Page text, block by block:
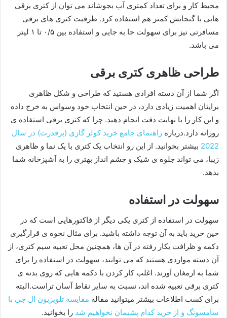
محیط کار و برای تعداد کمتری آب بجوشاند می توان از کتری برقی
هایی با گنجایش کمتر هم استفاده کرد. ظرفیت کتری های برقی
مسافرتی نیز برای سهولت جا به جایی و استفاده بین ۰/۵ تا ۱ لیتر
می باشد.
طراحی ظاهری کتری برقی
اگر شما از آن دسته افرادی هستید که طراحی و شکل ظاهری
برایتان اهمیت زیادی دارد، در حین انتخاب خود وسواس به خرج داده
و این کار را با نهایت دقت انجام دهید. چرا که کتری برقی استفاده ی
روزانه دارد.درباره راهنمای جامع خرید کولر گازی (پرقدرت) در سال
2022 بیشتر بخوانید. از این رو انتخاب یک کتری با یک نما و ظاهری
زیبا، می تواند جلوه ی شیک و چشم انداز بهتری را به آشپزخانه شما
بدهد.
سهولت در استفاده
سهولت در استفاده از کتری یکی دیگر از فاکتورهایی است که در
حین خرید باید به آن توجه داشته باشید. برای مثال نحوه ی قرارگیری
دکمه و ظرافت بکار رفته در آن ها، همچنین محل تعبیه سیم کتری، از
آن دسته مواردی هستند که می توانند، سهولت در استفاده را برای
شما به ارمغان آورند. اغلب کار کردن با دکمه هایی که روی بدنه ی
کتری برقی تعبیه شده اند، نسبت به سایر نقاط آسان تراست.البته
برای کسب اطلاعات بیشتر میتوانید مقاله مقایسه تلویزیون ال جی با
سامسونگ و از خرید کدام پشیمان نخواهیم شد را بخوانید.